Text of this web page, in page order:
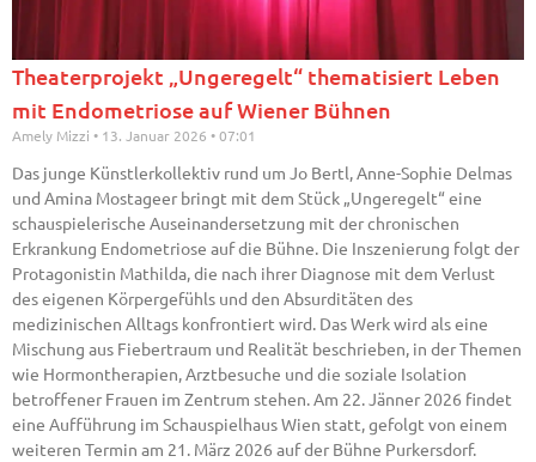
Theaterprojekt „Ungeregelt“ thematisiert Leben
mit Endometriose auf Wiener Bühnen
Amely Mizzi 13. Januar 2026 07:01
Das junge Künstlerkollektiv rund um Jo Bertl, Anne-Sophie Delmas
und Amina Mostageer bringt mit dem Stück „Ungeregelt“ eine
schauspielerische Auseinandersetzung mit der chronischen
Erkrankung Endometriose auf die Bühne. Die Inszenierung folgt der
Protagonistin Mathilda, die nach ihrer Diagnose mit dem Verlust
des eigenen Körpergefühls und den Absurditäten des
medizinischen Alltags konfrontiert wird. Das Werk wird als eine
Mischung aus Fiebertraum und Realität beschrieben, in der Themen
wie Hormontherapien, Arztbesuche und die soziale Isolation
betroffener Frauen im Zentrum stehen. Am 22. Jänner 2026 findet
eine Aufführung im Schauspielhaus Wien statt, gefolgt von einem
weiteren Termin am 21. März 2026 auf der Bühne Purkersdorf.